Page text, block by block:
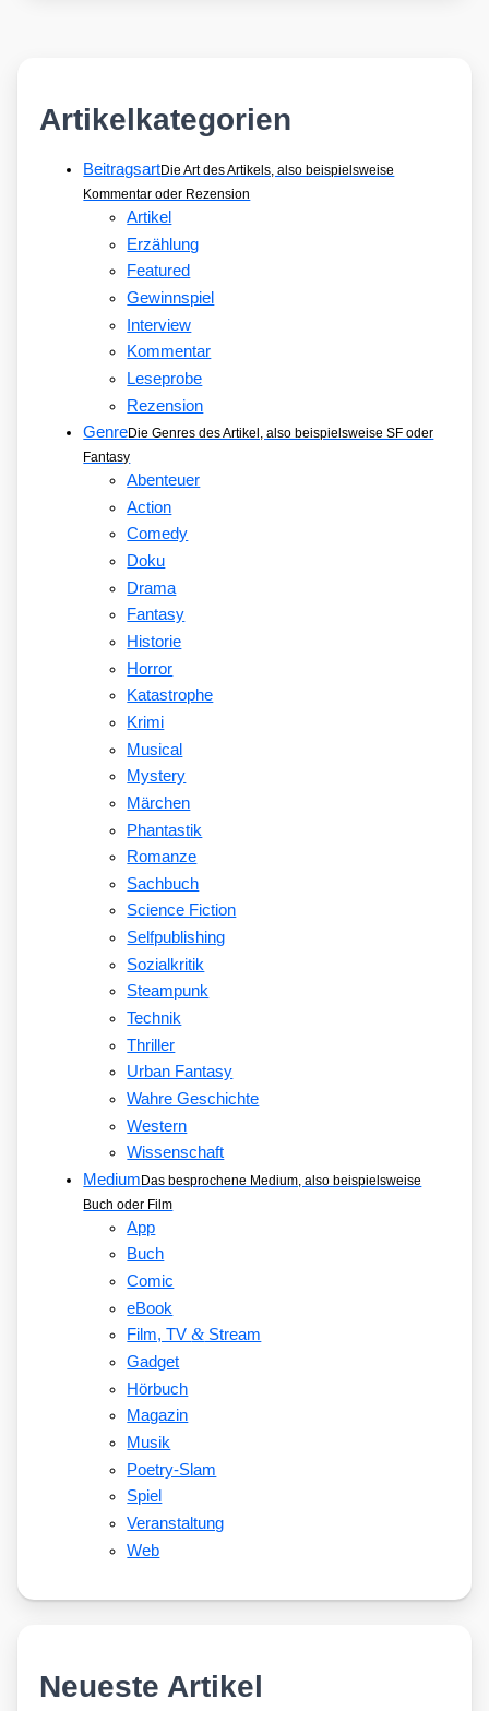
ten«
Artikelkategorien
BeitragsartDie Art des Artikels, also beispielsweise
Kommentar oder Rezension
Artikel
Erzählung
Featured
Gewinnspiel
Interview
Kommentar
Leseprobe
Rezension
GenreDie Genres des Artikel, also beispielsweise SF oder
Fantasy
Abenteuer
Action
Comedy
Doku
Drama
Fantasy
Historie
Horror
Katastrophe
Krimi
Musical
Mystery
Märchen
Phantastik
Romanze
Sachbuch
Science Fiction
Selfpublishing
Sozialkritik
Steampunk
Technik
Thriller
Urban Fantasy
Wahre Geschichte
Western
Wissenschaft
MediumDas besprochene Medium, also beispielsweise
Buch oder Film
App
Buch
Comic
eBook
Film, TV&Stream
Gadget
Hörbuch
Magazin
Musik
Poetry-Slam
Spiel
Veranstaltung
Web
Neueste Artikel